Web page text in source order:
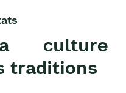
culture
traditions